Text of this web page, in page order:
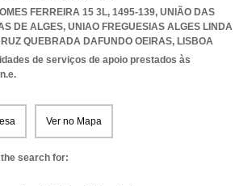
FERREIRA 15 3L, 1495-139, UNIÃO DAS
DE ALGES, UNIAO FREGUESIAS ALGES LINDA
QUEBRADA DAFUNDO OEIRAS, LISBOA
de serviços de apoio prestados às
Ver no Mapa
search for: